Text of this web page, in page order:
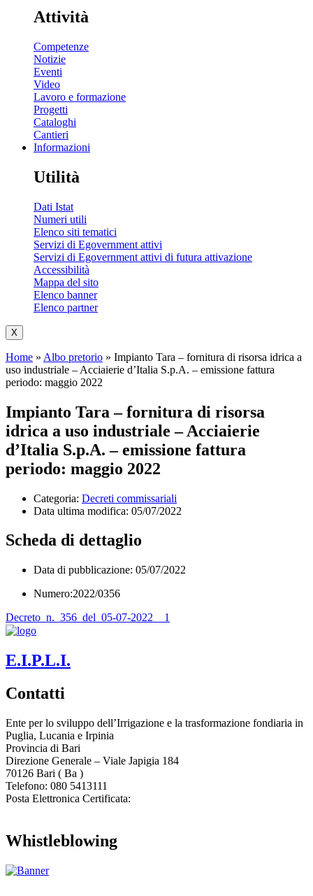
Attività
Competenze
Notizie
Eventi
Video
Lavoro e formazione
Progetti
Cataloghi
Cantieri
Informazioni
Utilità
Dati Istat
Numeri utili
Elenco siti tematici
Servizi di Egovernment attivi
Servizi di Egovernment attivi di futura attivazione
Accessibilità
Mappa del sito
Elenco banner
Elenco partner
X
Home » Albo pretorio » Impianto Tara – fornitura di risorsa idrica a
uso industriale – Acciaierie d’Italia S.p.A. – emissione fattura
periodo: maggio 2022
Impianto Tara – fornitura di risorsa
idrica a uso industriale – Acciaierie
d’Italia S.p.A. – emissione fattura
periodo: maggio 2022
Categoria: Decreti commissariali
Data ultima modifica: 05/07/2022
Scheda di dettaglio
Data di pubblicazione: 05/07/2022
Numero:2022/0356
Decreto_n._356_del_05-07-2022__1
E.I.P.L.I.
Contatti
Ente per lo sviluppo dell’Irrigazione e la trasformazione fondiaria in
Puglia, Lucania e Irpinia
Provincia di Bari
Direzione Generale – Viale Japigia 184
70126 Bari ( Ba )
Telefono: 080 5413111
Posta Elettronica Certificata:
Whistleblowing